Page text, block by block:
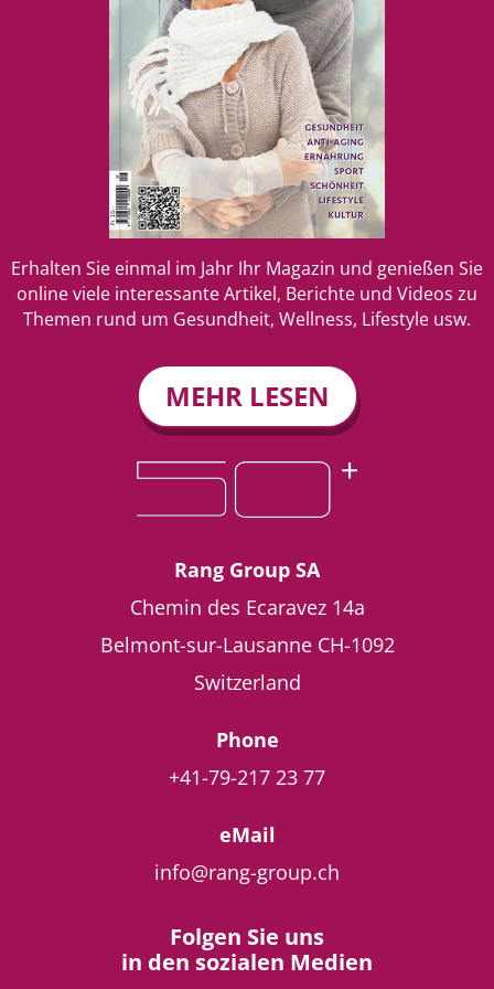
Erhalten Sie einmal im Jahr Ihr Magazin und genießen Sie
online viele interessante Artikel, Berichte und Videos zu
Themen rund um Gesundheit, Wellness, Lifestyle usw.
MEHR LESEN
Rang Group SA
Chemin des Ecaravez 14a
Belmont-sur-Lausanne CH-1092
Switzerland
Phone
+41-79-217 23 77
eMail
info@rang-group.ch
Folgen Sie uns
in den sozialen Medien